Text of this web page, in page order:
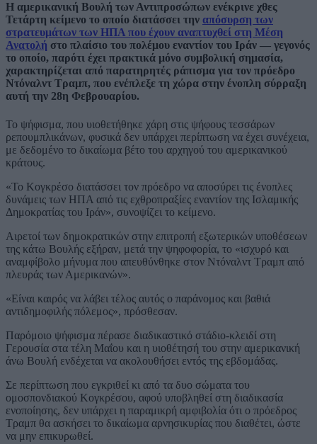
Η αμερικανική Βουλή των Αντιπροσώπων ενέκρινε χθες
Τετάρτη κείμενο το οποίο διατάσσει την απόσυρση των
στρατευμάτων των ΗΠΑ που έχουν αναπτυχθεί στη Μέση
Ανατολή στο πλαίσιο του πολέμου εναντίον του Ιράν — γεγονός
το οποίο, παρότι έχει πρακτικά μόνο συμβολική σημασία,
χαρακτηρίζεται από παρατηρητές ράπισμα για τον πρόεδρο
Ντόναλντ Τραμπ, που ενέπλεξε τη χώρα στην ένοπλη σύρραξη
αυτή την 28η Φεβρουαρίου.
Το ψήφισμα, που υιοθετήθηκε χάρη στις ψήφους τεσσάρων
ρεπουμπλικάνων, φυσικά δεν υπάρχει περίπτωση να έχει συνέχεια,
με δεδομένο το δικαίωμα βέτο του αρχηγού του αμερικανικού
κράτους.
«Το Κογκρέσο διατάσσει τον πρόεδρο να αποσύρει τις ένοπλες
δυνάμεις των ΗΠΑ από τις εχθροπραξίες εναντίον της Ισλαμικής
Δημοκρατίας του Ιράν», συνοψίζει το κείμενο.
Αιρετοί των δημοκρατικών στην επιτροπή εξωτερικών υποθέσεων
της κάτω Βουλής εξήραν, μετά την ψηφοφορία, το «ισχυρό και
αναμφίβολο μήνυμα που απευθύνθηκε στον Ντόναλντ Τραμπ από
πλευράς των Αμερικανών».
«Είναι καιρός να λάβει τέλος αυτός ο παράνομος και βαθιά
αντιδημοφιλής πόλεμος», πρόσθεσαν.
Παρόμοιο ψήφισμα πέρασε διαδικαστικό στάδιο-κλειδί στη
Γερουσία στα τέλη Μαΐου και η υιοθέτησή του στην αμερικανική
άνω Βουλή ενδέχεται να ακολουθήσει εντός της εβδομάδας.
Σε περίπτωση που εγκριθεί κι από τα δυο σώματα του
ομοσπονδιακού Κογκρέσου, αφού υποβληθεί στη διαδικασία
ενοποίησης, δεν υπάρχει η παραμικρή αμφιβολία ότι ο πρόεδρος
Τραμπ θα ασκήσει το δικαίωμα αρνησικυρίας που διαθέτει, ώστε
να μην επικυρωθεί.